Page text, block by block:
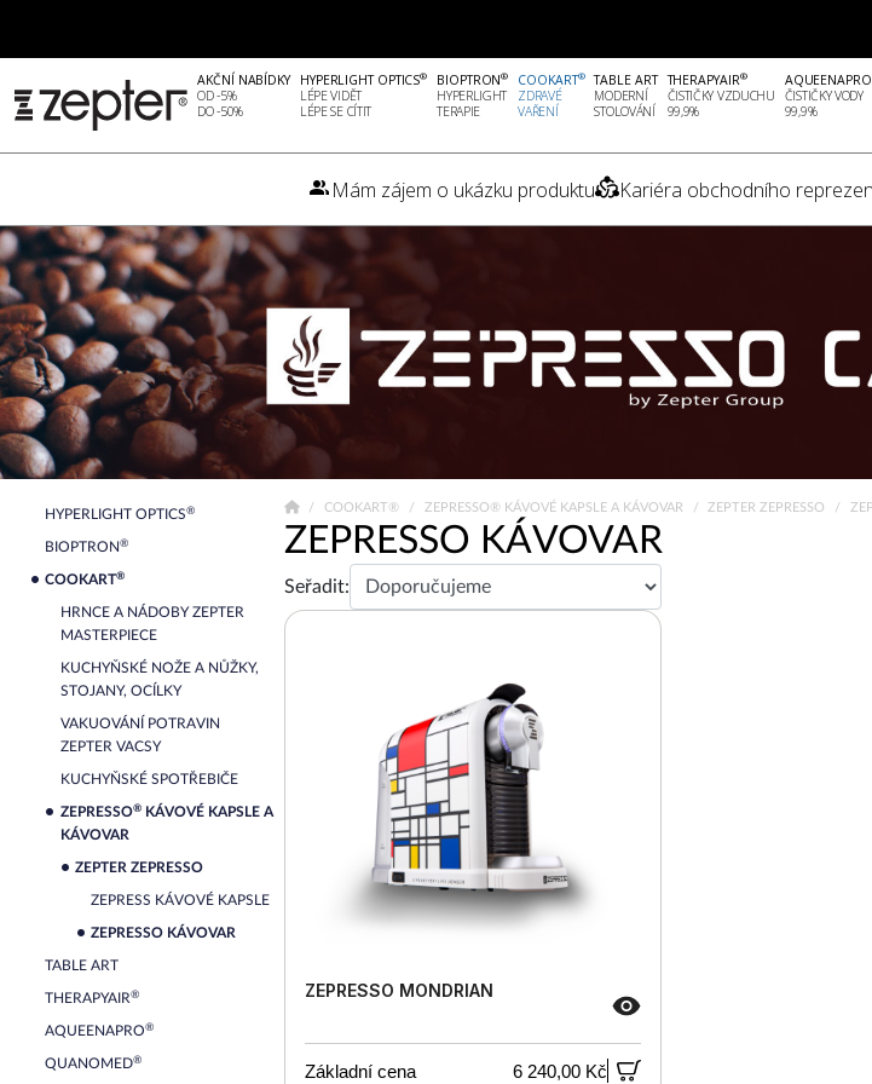
AKČNÍ NABÍDKY
OD -5%
DO -50%
HYPERLIGHT OPTICS®
LÉPE VIDĚT
LÉPE SE CÍTIT
BIOPTRON®
HYPERLIGHT
TERAPIE
COOKART®
ZDRAVÉ
VAŘENÍ
TABLE ART
MODERNÍ
STOLOVÁNÍ
THERAPYAIR®
ČISTIČKY VZDUCHU
99,9%
AQUEENAPRO
ČISTIČKY VODY
99,9%
Mám zájem o ukázku produktu Kariéra obchodního
HYPERLIGHT OPTICS®
BIOPTRON®
COOKART®
HRNCE A NÁDOBY ZEPTER
MASTERPIECE
KUCHYŇSKÉ NOŽE A NŮŽKY,
STOJANY, OCÍLKY
VAKUOVÁNÍ POTRAVIN
ZEPTER VACSY
KUCHYŇSKÉ SPOTŘEBIČE
ZEPRESSO®KÁVOVÉ KAPSLE A
KÁVOVAR
ZEPTER ZEPRESSO
ZEPRESS KÁVOVÉ KAPSLE
ZEPRESSO KÁVOVAR
TABLE ART
THERAPYAIR®
AQUEENAPRO®
QUANOMED®
COOKART® ZEPRESSO® KÁVOVÉ KAPSLE A KÁVOVAR ZEPTER ZEPRESSO
ZEPRESSO KÁVOVAR
Seřadit:
ZEPRESSO MONDRIAN
Základní cena 6 240,00 Kč